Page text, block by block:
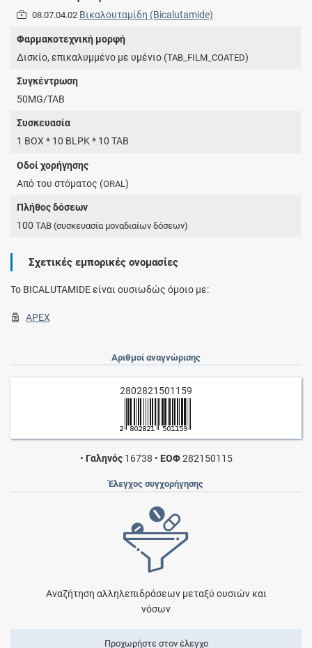
08.07.04.02 Βικαλουταμίδη (Bicalutamide)
Φαρμακοτεχνική μορφή
Δισκίο, επικαλυμμένο με υμένιο (TAB_FILM_COATED)
Συγκέντρωση
50MG/TAB
Συσκευασία
1 BOX * 10 BLPK * 10 TAB
Οδοί χορήγησης
Από του στόματος (ORAL )
Πλήθος δόσεων
100TAB (συσκευασία μοναδιαίων δόσεων)
Σχετικές εμπορικές ονομασίες
To BICALUTAMIDE είναι ουσιωδώς όμοιο με:
APEX
Αριθμοί αναγνώρισης
2802821501159
• Γαληνός16738 • ΕΟΦ282150115
Έλεγχος συγχορήγησης
Αναζήτηση αλληλεπιδράσεων μεταξύ ουσιών και
νόσων
Προχωρήστε στον έλεγχο